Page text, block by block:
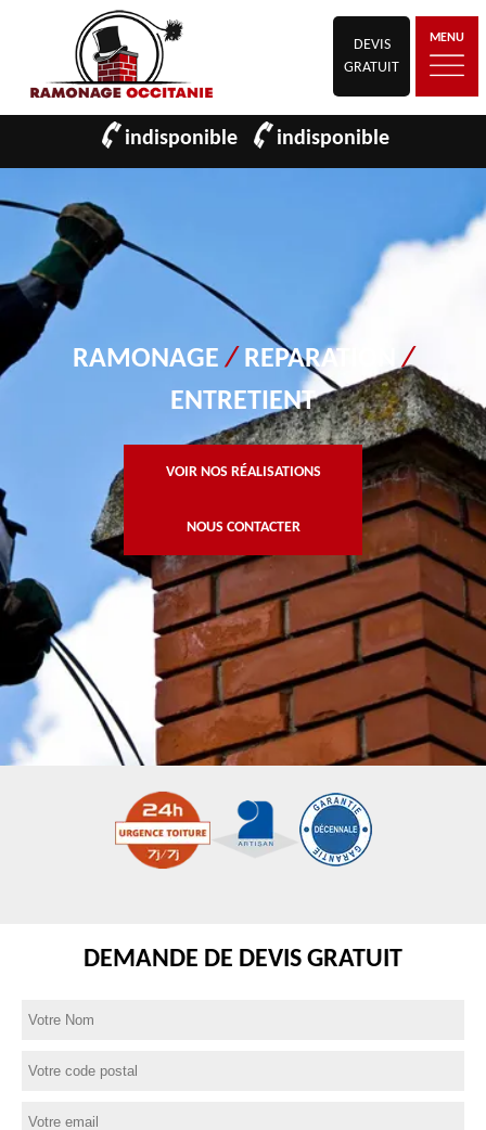
DEVIS
GRATUIT
MENU
indisponible indisponible
RAMONAGE/ REPARATION/
ENTRETIENT
VOIR NOS RÉALISATIONS
NOUS CONTACTER
DEMANDE DE DEVIS GRATUIT